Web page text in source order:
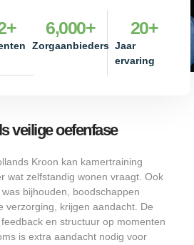
+
Zorgaanbieders
6,000+
Jaar
ervaring
20+
veilige oefenfase
Kroon kan kamertraining
wat zelfstandig wonen vraagt. Ook
bijhouden, boodschappen
verzorging, krijgen aandacht. De
en structuur op momenten
is extra aandacht nodig voor